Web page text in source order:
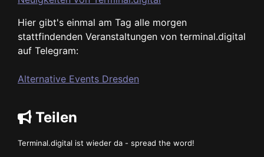
Hier gibt's einmal am Tag alle morgen
stattfindenden Veranstaltungen von terminal.digital
auf Telegram:
Alternative Events Dresden
Teilen
Terminal.digital ist wieder da - spread the word!